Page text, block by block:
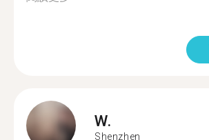
W.
Shenzhen